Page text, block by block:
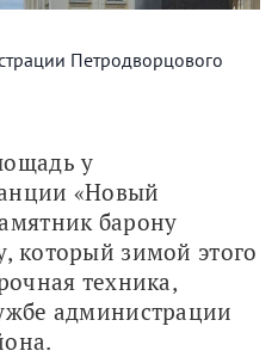
Петродворцового
у
«Новый
барону
который зимой этого
года снесла снегоуборочная техника,
администрации